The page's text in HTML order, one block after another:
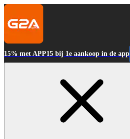
15% met APP15 bij 1e aankoop in de app